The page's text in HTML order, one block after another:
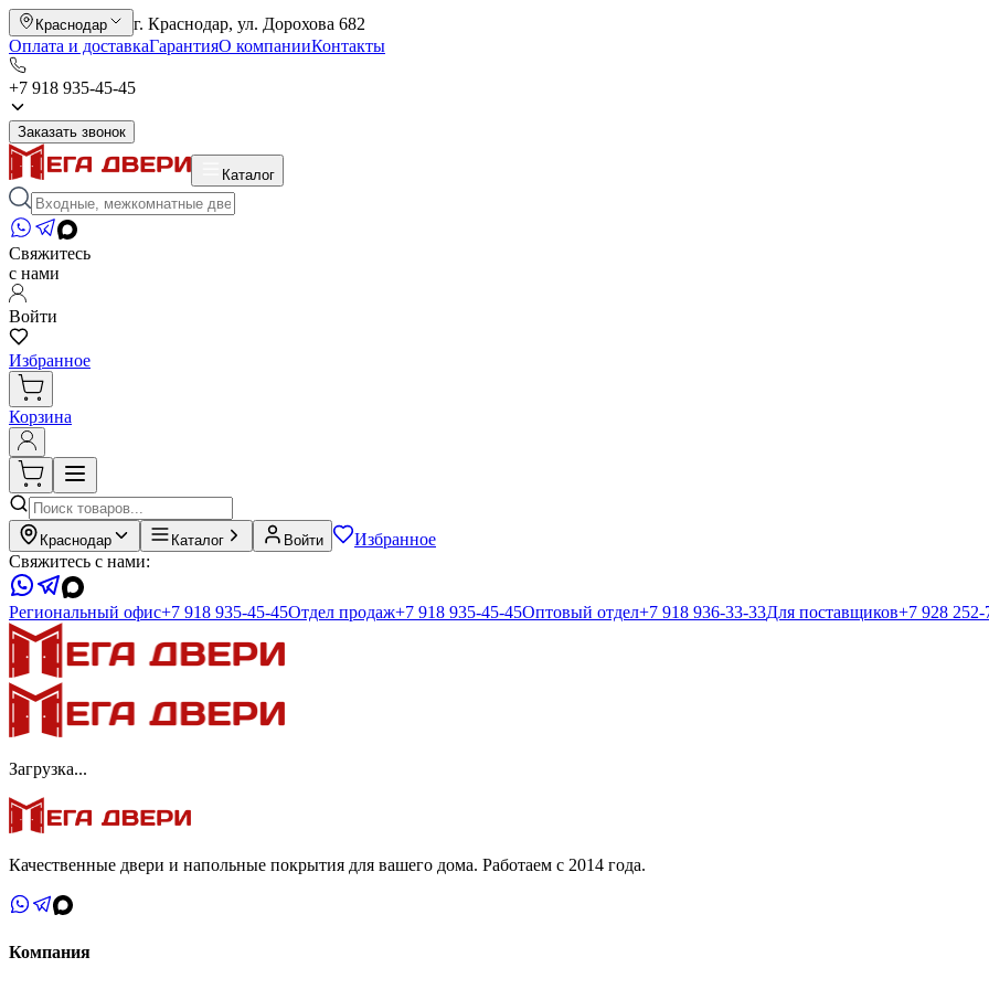
Краснодар
г. Краснодар, ул. Дорохова 682
Оплата и доставкаГарантияО компанииКонтакты
+7 918 935-45-45
Заказать звонок
Каталог
Свяжитесь
с нами
Войти
Избранное
Корзина
Краснодар Каталог Войти
Избранное
Свяжитесь с нами:
Региональный офис+7 918 935-45-45Отдел продаж+7 918 935-45-45Оптовый отдел+7 918 936-33-33Для поставщиков+7 928 252-
Загрузка...
Качественные двери и напольные покрытия для вашего дома. Работаем с 2014 года.
Компания